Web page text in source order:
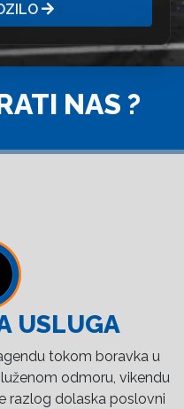
NAS ?
USLUGA
tokom boravka u
odmoru, vikendu
razlog dolaska poslovni